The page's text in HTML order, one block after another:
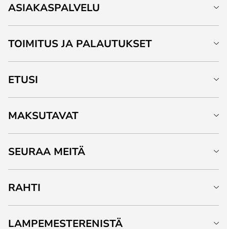
ASIAKASPALVELU
TOIMITUS JA PALAUTUKSET
ETUSI
MAKSUTAVAT
SEURAA MEITÄ
RAHTI
LAMPEMESTERENISTÄ